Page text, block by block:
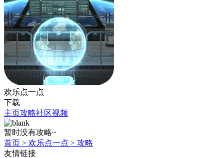
欢乐点一点
下载
主页攻略社区视频
暂时没有攻略~
首页 > 欢乐点一点 > 攻略
友情链接